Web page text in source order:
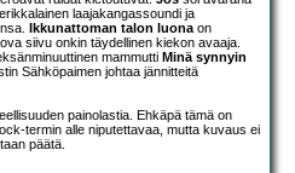
laajakangassoundi ja
Ikkunattoman talon luona on
siivu onkin täydellinen kiekon avaaja.
mammutti Minä synnyin
Sähköpaimen johtaa jännitteitä
painolastia. Ehkäpä tämä on
termin alle niputettavaa, mutta kuvaus ei
päätä.